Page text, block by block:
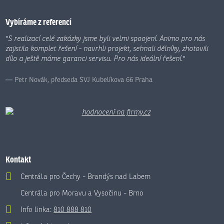
nepodařilo
odeslat.
Vybíráme z referencí
"S realizací celé zakázky jsme byli velmi spoojení. Animo pro nás
zajistilo komplet řešení - navrhli projekt, sehnali dělníky, zhotovili
dílo a ještě máme garanci servisu. Pro nás ideální řešení."
Petr Novák, předseda SVJ Kubelíkova 66 Praha
Kontakt
Centrála pro Čechy - Brandýs nad Labem
Centrála pro Moravu a Vysočinu - Brno
Info linka:810 888 810